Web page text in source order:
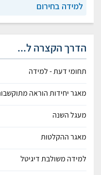
למידה בחירום
הדרך הקצרה ל...
תחומי דעת - למידה
מאגר יחידות הוראה
מעגל השנה
מאגר ההקלטות
למידה משולבת דיגיטל